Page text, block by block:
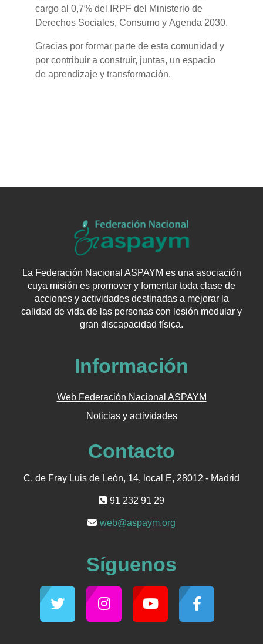
cargo al 0,7% del IRPF del Ministerio de
Derechos Sociales, Consumo y Agenda 2030.
Gracias por formar parte de esta comunidad y
por contribuir a construir, juntas, un espacio
de aprendizaje y transformación.
La Federación Nacional ASPAYM es una asociación
cuya misión es promover y fomentar toda clase de
acciones y actividades destinadas a mejorar la
calidad de vida de las personas con lesión medular y
gran discapacidad física.
Información
Web Federación Nacional ASPAYM
Noticias y actividades
Contacto
C. de Fray Luis de León, 14, local E, 28012 - Madrid
91 232 91 29
web@aspaym.org
Síguenos